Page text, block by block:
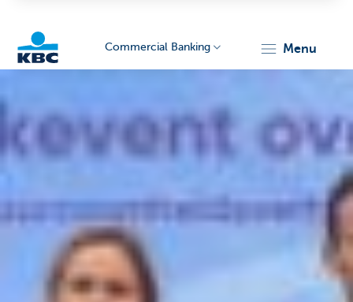
Commercial Banking menu